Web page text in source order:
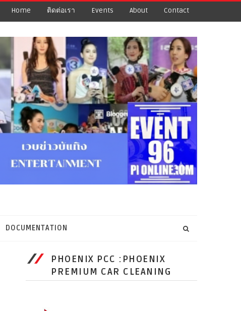
Home ติดต่อเรา Events About Contact
DOCUMENTATION
PHOENIX PCC :PHOENIX
PREMIUM CAR CLEANING